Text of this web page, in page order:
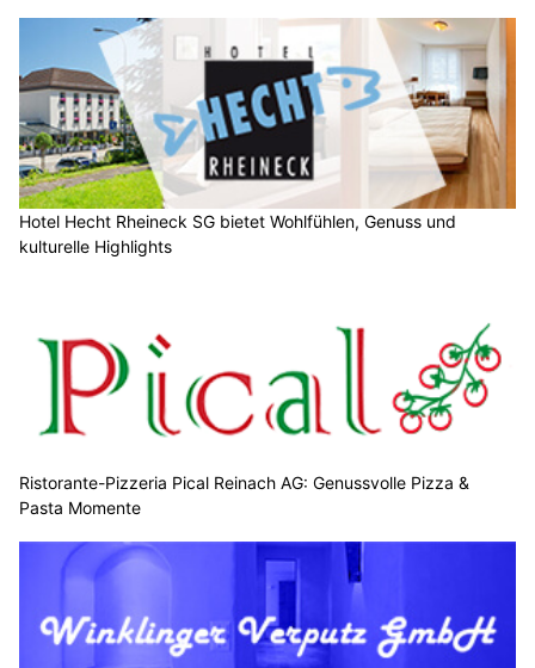
Hotel Hecht Rheineck SG bietet Wohlfühlen, Genuss und
kulturelle Highlights
Ristorante-Pizzeria Pical Reinach AG: Genussvolle Pizza &
Pasta Momente